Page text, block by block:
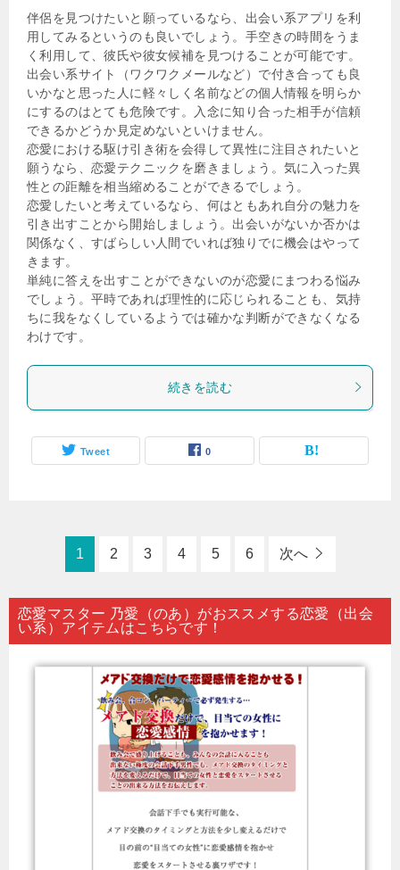
伴侶を見つけたいと願っているなら、出会い系アプリを利
用してみるというのも良いでしょう。手空きの時間をうま
く利用して、彼氏や彼女候補を見つけることが可能です。
出会い系サイト（ワクワクメールなど）で付き合っても良
いかなと思った人に軽々しく名前などの個人情報を明らか
にするのはとても危険です。入念に知り合った相手が信頼
できるかどうか見定めないといけません。
恋愛における駆け引き術を会得して異性に注目されたいと
願うなら、恋愛テクニックを磨きましょう。気に入った異
性との距離を相当縮めることができるでしょう。
恋愛したいと考えているなら、何はともあれ自分の魅力を
引き出すことから開始しましょう。出会いがないか否かは
関係なく、すばらしい人間でいれば独りでに機会はやって
きます。
単純に答えを出すことができないのが恋愛にまつわる悩み
でしょう。平時であれば理性的に応じられることも、気持
ちに我をなくしているようでは確かな判断ができなくなる
わけです。
続きを読む
Tweet 0
1 2 3 4 5 6 次へ
恋愛マスター 乃愛（のあ）がおススメする恋愛（出会
い系）アイテムはこちらです！